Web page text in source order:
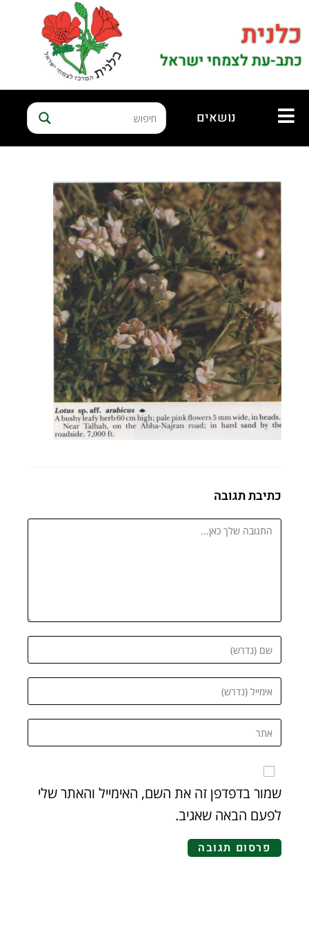
כלנית
כתב-עת לצמחי ישראל
נושאים
כתיבת תגובה
שמור בדפדפן זה את השם, האימייל והאתר שלי
לפעם הבאה שאגיב.